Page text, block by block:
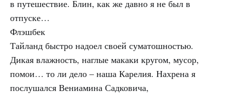
в путешествие. Блин, как же давно я не был в
отпуске…
Флэшбек
Тайланд быстро надоел своей суматошностью.
Дикая влажность, наглые макаки кругом, мусор,
помои… то ли дело – наша Карелия. Нахрена я
послушался Вениамина Садковича,